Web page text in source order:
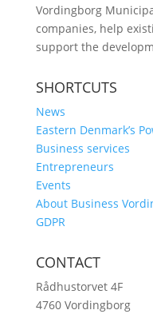
Vordingborg
companies, help
support the
SHORTCUTS
News
Eastern Denmark’s
Business services
Entrepreneurs
Events
About Business
GDPR
CONTACT
Rådhustorvet 4F
4760 Vordingborg